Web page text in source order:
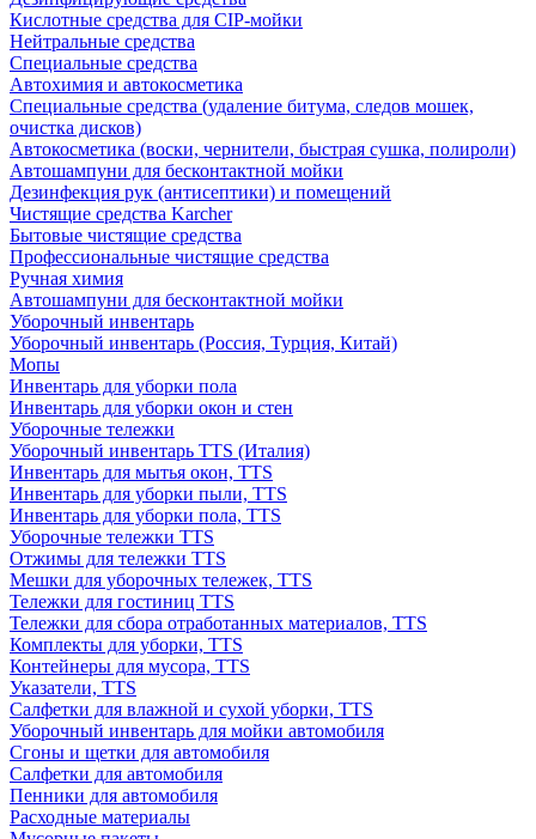
Кислотные средства для CIP-мойки
Нейтральные средства
Специальные средства
Автохимия и автокосметика
Специальные средства (удаление битума, следов мошек,
очистка дисков)
Автокосметика (воски, чернители, быстрая сушка, полироли)
Автошампуни для бесконтактной мойки
Дезинфекция рук (антисептики) и помещений
Чистящие средства Karcher
Бытовые чистящие средства
Профессиональные чистящие средства
Ручная химия
Автошампуни для бесконтактной мойки
Уборочный инвентарь
Уборочный инвентарь (Россия, Турция, Китай)
Мопы
Инвентарь для уборки пола
Инвентарь для уборки окон и стен
Уборочные тележки
Уборочный инвентарь TTS (Италия)
Инвентарь для мытья окон, TTS
Инвентарь для уборки пыли, TTS
Инвентарь для уборки пола, TTS
Уборочные тележки TTS
Отжимы для тележки TTS
Мешки для уборочных тележек, TTS
Тележки для гостиниц TTS
Тележки для сбора отработанных материалов, TTS
Комплекты для уборки, TTS
Контейнеры для мусора, TTS
Указатели, TTS
Салфетки для влажной и сухой уборки, TTS
Уборочный инвентарь для мойки автомобиля
Сгоны и щетки для автомобиля
Салфетки для автомобиля
Пенники для автомобиля
Расходные материалы